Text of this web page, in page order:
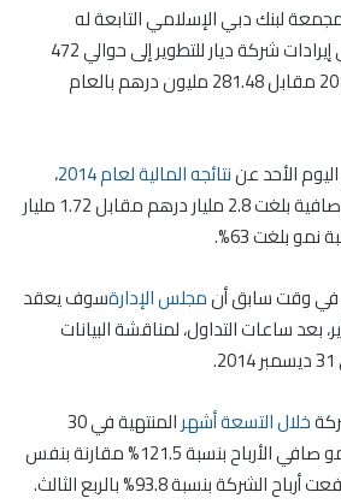
لبنك دبي الإسلامي التابعة له
الشركة، فقد ارتفع إجمالي إيرادات شركة ديار للتطوير إلى حوالي 472
مليون درهم خلال عام 2014 مقابل 281.48 مليون درهم بالعام
الأحد عننتائجه المالية لعام 2014
،
والتي أظهرت تحقيق أرباح صافية بلغت 2.8 مليار درهم مقابل 1.72 مليار
في وقت سابق أنمجلس الإدارةسوف يعقد
يوم الاثنين 26 يناير، بعد ساعات التداول، لمناقشة البيانات
خلال التسعة أشهر
المنتهية في 30
سبتمبر 2014 قد أظهرت نمو صافي الأرباح بنسبة 121.5% مقارنة بنفس